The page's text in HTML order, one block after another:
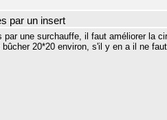
par un insert
par une surchauffe, il faut améliorer la
20*20 environ, s'il y en a il ne